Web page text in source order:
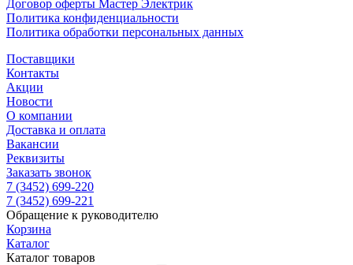
Договор оферты Мастер Электрик
Политика конфиденциальности
Политика обработки персональных данных
Поставщики
Контакты
Акции
Новости
О компании
Доставка и оплата
Вакансии
Реквизиты
Заказать звонок
7 (3452) 699-220
7 (3452) 699-221
Обращение к руководителю
Корзина
Каталог
Каталог товаров